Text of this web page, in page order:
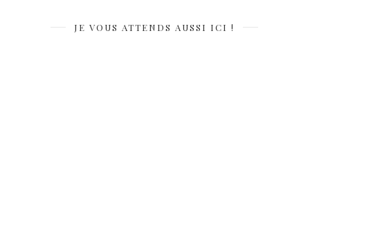
JE VOUS ATTENDS AUSSI ICI !